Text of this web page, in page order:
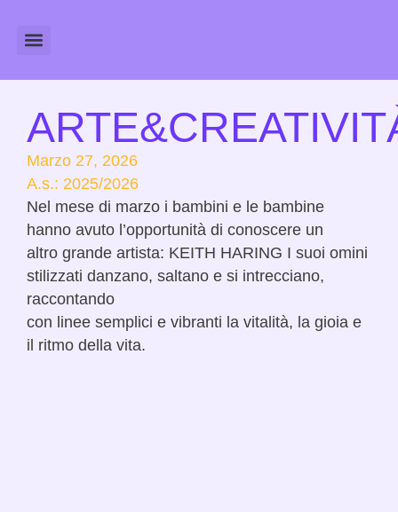
Marzo 27, 2026
A.s.: 2025/2026
Nel mese di marzo i bambini e le bambine
hanno avuto l’opportunità di conoscere un
altro grande artista: KEITH HARING I suoi omini
stilizzati danzano, saltano e si intrecciano,
raccontando
con linee semplici e vibranti la vitalità, la gioia e
il ritmo della vita.